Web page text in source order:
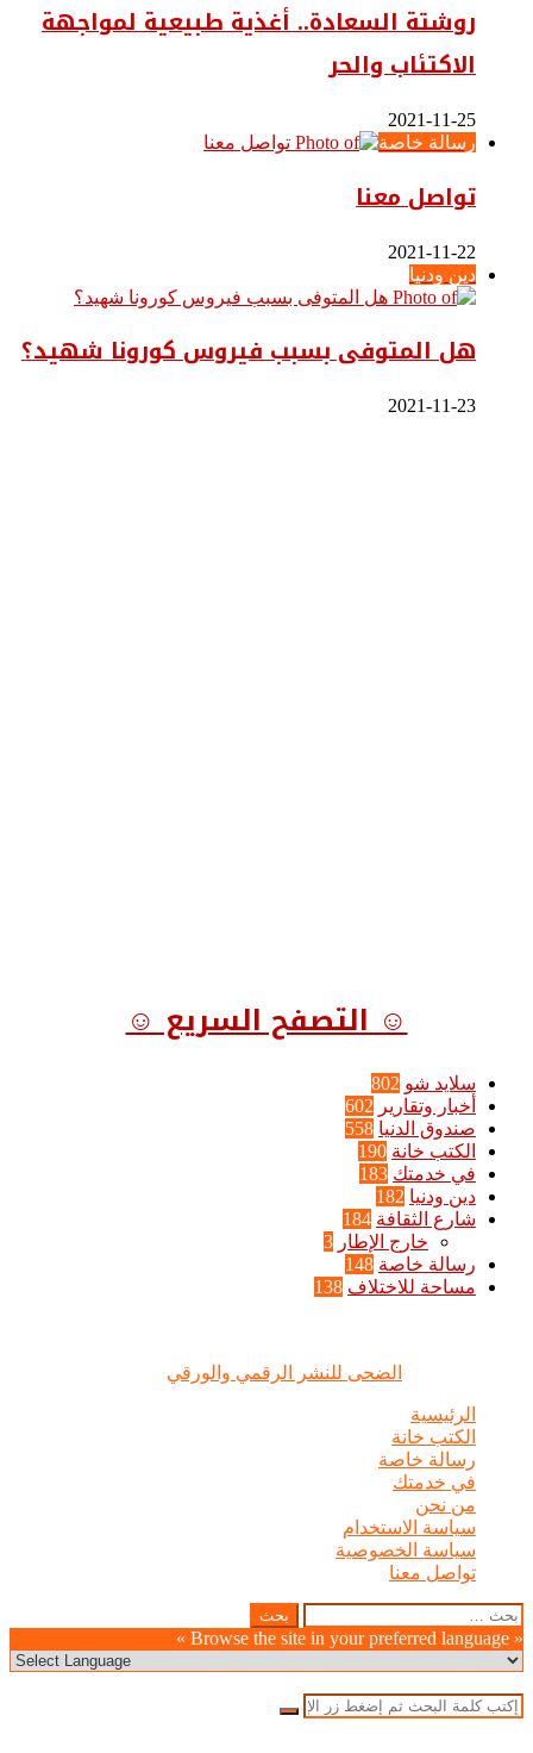
روشتة السعادة.. أغذية طبيعية لمواجهة
الاكتئاب والحر
2021-11-25
رسالة خاصة
تواصل معنا
2021-11-22
دين ودنيا
هل المتوفى بسبب فيروس كورونا شهيد؟
2021-11-23
☺ التصفح السريع ☺
سلايد شو 802
أخبار وتقارير 602
صندوق الدنيا 558
الكتب خانة 190
في خدمتك 183
دين ودنيا 182
شارع الثقافة 184
خارج الإطار 3
رسالة خاصة 148
مساحة للاختلاف 138
الضحى للنشر الرقمي والورقي
الرئيسية
الكتب خانة
رسالة خاصة
في خدمتك
من نحن
سياسة الاستخدام
سياسة الخصوصية
تواصل معنا
Facebook
Twitter
LinkedIn
Pinterest
Odnoklassniki
Pocket
WhatsApp
Telegram
Viber
زر
الذهاب
إلى
إغلاق
البحث
عن:
« Browse the site in your preferred language »
إغلاق
بحث